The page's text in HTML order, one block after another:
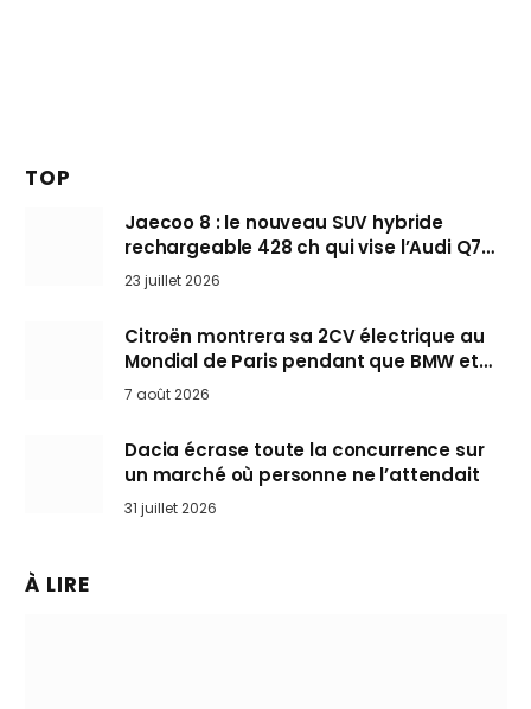
TOP
Jaecoo 8 : le nouveau SUV hybride
rechargeable 428 ch qui vise l’Audi Q7
arrive en Europe cet automne
23 juillet 2026
Citroën montrera sa 2CV électrique au
Mondial de Paris pendant que BMW et
Mini désertent le salon
7 août 2026
Dacia écrase toute la concurrence sur
un marché où personne ne l’attendait
31 juillet 2026
À LIRE